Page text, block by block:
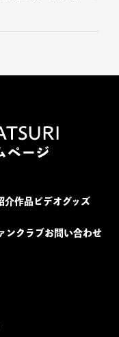
介作品ビデオグッズ
ンクラブお問い合わせ